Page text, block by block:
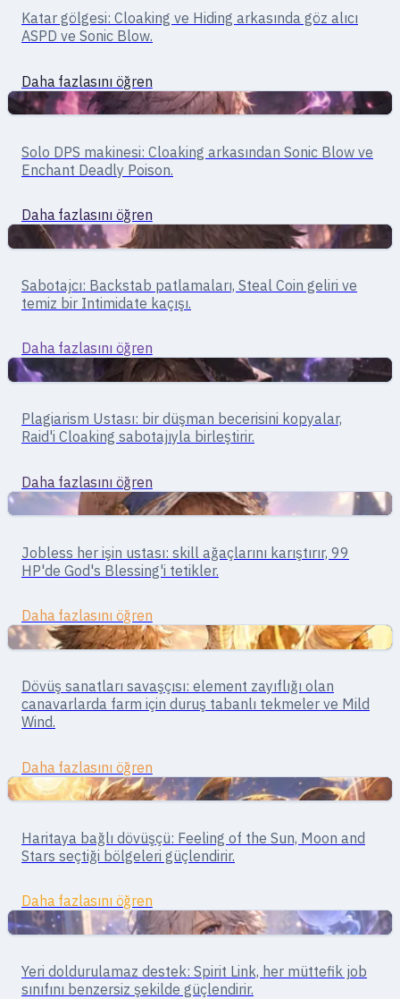
Assassin
Katar gölgesi: Cloaking ve Hiding arkasında göz alıcı
ASPD ve Sonic Blow.
Daha fazlasını öğren
Yakın Dövüş
Assassin Cross
Solo DPS makinesi: Cloaking arkasından Sonic Blow ve
Enchant Deadly Poison.
Daha fazlasını öğren
Yakın Dövüş
Rogue
Sabotajcı: Backstab patlamaları, Steal Coin geliri ve
temiz bir Intimidate kaçışı.
Daha fazlasını öğren
Yakın Dövüş
Stalker
Plagiarism Ustası: bir düşman becerisini kopyalar,
Raid'i Cloaking sabotajıyla birleştirir.
Daha fazlasını öğren
Yakın Dövüş
Super Novice
Jobless her işin ustası: skill ağaçlarını karıştırır, 99
HP'de God's Blessing'i tetikler.
Daha fazlasını öğren
Yakın Dövüş
Taekwon
Dövüş sanatları savaşçısı: element zayıflığı olan
canavarlarda farm için duruş tabanlı tekmeler ve Mild
Wind.
Daha fazlasını öğren
Yakın Dövüş
Star Gladiator
Haritaya bağlı dövüşçü: Feeling of the Sun, Moon and
Stars seçtiği bölgeleri güçlendirir.
Daha fazlasını öğren
Destek
Soul Linker
Yeri doldurulamaz destek: Spirit Link, her müttefik job
sınıfını benzersiz şekilde güçlendirir.